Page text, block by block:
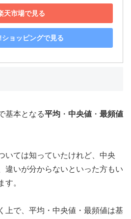
天市場で見る
ョッピングで見る
基本となる平均 ・ 中央値 ・ 最頻値
いては知っていたけれど、中央
違いが分からないといった方もい
す。
上で、平均・中央値・最頻値は基